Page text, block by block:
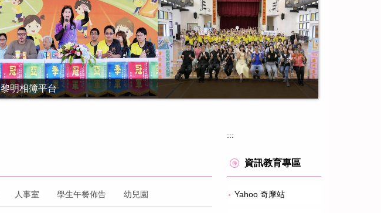
黎明相簿平台
人事室 學生午餐佈告 幼兒園
:::
資訊教育專區
Yahoo 奇摩站